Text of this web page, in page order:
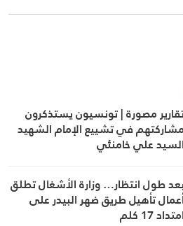
مصورة | تونسيون يستذكرون
مشاركتهم في تشييع الإمام الشهيد
السيد علي خامنئي
بعد طول انتظار… وزارة الأشغال تطلق
تأهيل طريق ضهر البيدر على
امتداد 17 كلم